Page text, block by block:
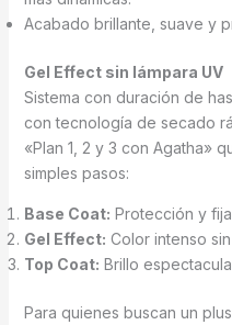
Acabado brillante, suave y
Gel Effect sin lámpara UV
Sistema con duración de
con tecnología de secado
«Plan 1, 2 y 3 con Agatha»
simples pasos:
Base Coat: Protección y
Gel Effect: Color intenso
Top Coat: Brillo
Para quienes buscan un